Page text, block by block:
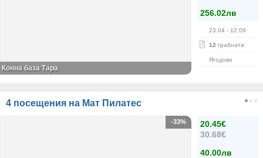
256.02лв
23.04 - 12.09
12 грабнати
Ягодово
Конна база Тара
4 посещения на Мат Пилатес
20.45€
30.68€
40.00лв
-33%